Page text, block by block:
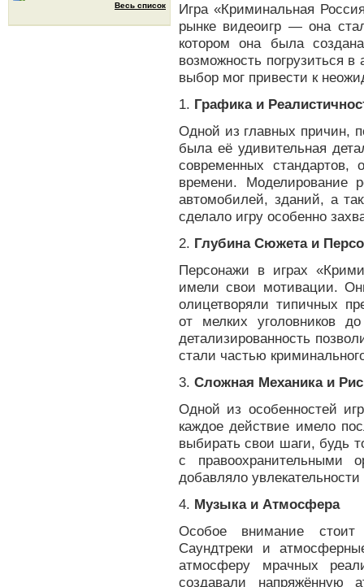
Игра «Криминальная
рынке видеоигр — она
котором она была
возможность погрузиться
выбор мог привести к
1. Графика и
Одной из главных причин,
была её удивительная
современных
времени. Моделирование
автомобилей, зданий, а
сделало игру особенно
2. Глубина Сюжета и
Персонажи в играх
имели свои мотивации.
олицетворяли типичных
от мелких уголовников
детализированность
стали частью
3. Сложная Механика и
Одной из особенностей
каждое действие имело
выбирать свои шаги, будь
с правоохранительными
добавляло
4. Музыка и Атмосфера
Особое внимание стоит
Саундтреки и
атмосферу мрачных
создавали напряжённую
Весь список